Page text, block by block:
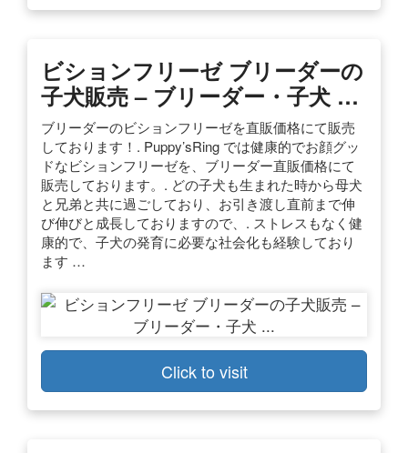
ビションフリーゼ ブリーダーの
子犬販売 – ブリーダー・子犬 …
ブリーダーのビションフリーゼを直販価格にて販売
しております！. Puppy’sRing では健康的でお顔グッ
ドなビションフリーゼを、ブリーダー直販価格にて
販売しております。. どの子犬も生まれた時から母犬
と兄弟と共に過ごしており、お引き渡し直前まで伸
び伸びと成長しておりますので、. ストレスもなく健
康的で、子犬の発育に必要な社会化も経験しており
ます …
Click to visit